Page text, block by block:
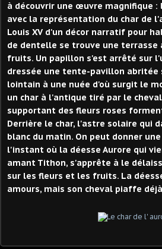
à découvrir une œuvre magnifique
avec la représentation du char de
Louis XV d'un décor narratif pour
de dentelle se trouve une terrasse
fruits. Un papillon s'est arrêté sur
dressée une tente-pavillon abritée
lointain à une nuée d'où surgit le
un char à l'antique tiré par le
supportant des fleurs roses
Derrière le char, l'astre solaire qui
blanc du matin. On peut donner
l'instant où la déesse Aurore qui
amant Tithon, s'apprête à le
sur les fleurs et les fruits. La
amours, mais son cheval piaffe